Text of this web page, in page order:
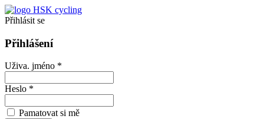
Přihlásit se
Přihlášení
Uživa. jméno *
Heslo *
Pamatovat si mě